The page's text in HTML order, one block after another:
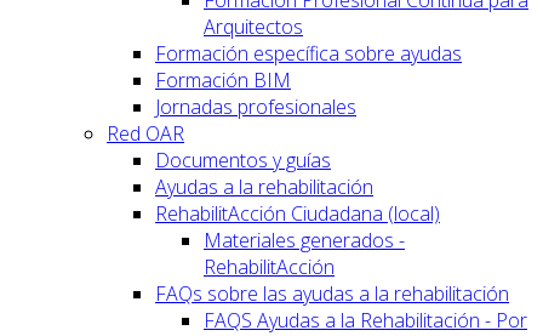
Arquitectos
Formación específica sobre ayudas
Formación BIM
Jornadas profesionales
Red OAR
Documentos y guías
Ayudas a la rehabilitación
RehabilitAcción Ciudadana (local)
Materiales generados -
RehabilitAcción
FAQs sobre las ayudas a la rehabilitación
FAQS Ayudas a la Rehabilitación - Por